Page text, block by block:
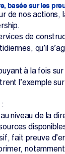
basée sur les
de nos actions,
de
qu’il
à la fois
l’exemple
niveau de la
fait preuve